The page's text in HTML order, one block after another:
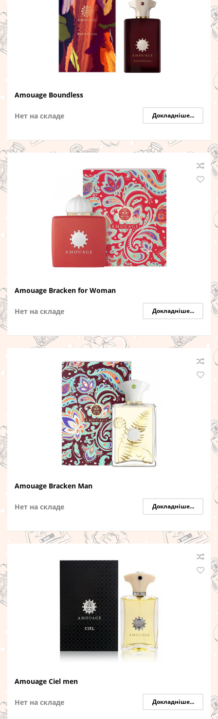
Amouage Boundless
Нет на складе Докладніше...
Amouage Bracken for Woman
Нет на складе Докладніше...
Amouage Bracken Man
Нет на складе Докладніше...
Amouage Ciel men
Нет на складе Докладніше...